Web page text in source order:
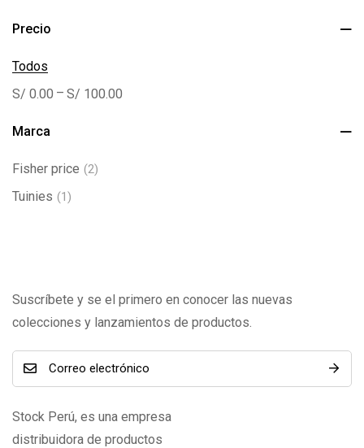
Precio
Todos
S/ 0.00 – S/ 100.00
Marca
Fisher price (2)
Tuinies (1)
Suscríbete y se el primero en conocer las nuevas
colecciones y lanzamientos de productos.
Stock Perú, es una empresa
distribuidora de productos